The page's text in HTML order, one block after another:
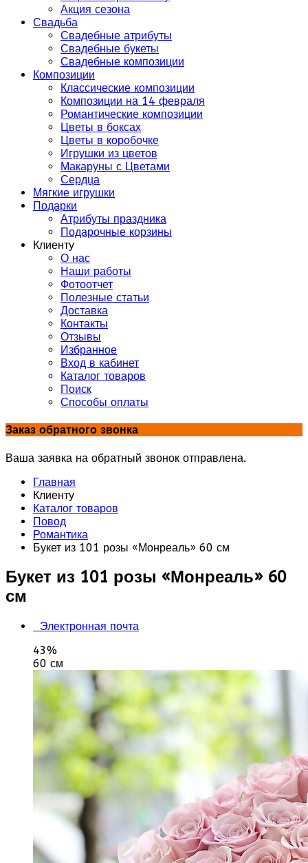
Акция сезона
Свадьба
Свадебные атрибуты
Свадебные букеты
Свадебные композиции
Композиции
Классические композиции
Композиции на 14 февраля
Романтические композиции
Цветы в боксах
Цветы в коробочке
Игрушки из цветов
Макаруны с Цветами
Сердца
Мягкие игрушки
Подарки
Атрибуты праздника
Подарочные корзины
Клиенту
О нас
Наши работы
Фотоотчет
Полезные статьи
Доставка
Контакты
Отзывы
Избранное
Вход в кабинет
Каталог товаров
Поиск
Способы оплаты
Заказ обратного звонка
Ваша заявка на обратный звонок отправлена.
Главная
Клиенту
Каталог товаров
Повод
Романтика
Букет из 101 розы «Монреаль» 60 см
Букет из 101 розы «Монреаль» 60
см
Электронная почта
43%
60 см